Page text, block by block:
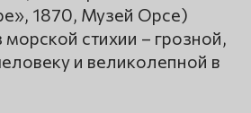
1870, Музей Орсе)
стихии – грозной,
и великолепной в